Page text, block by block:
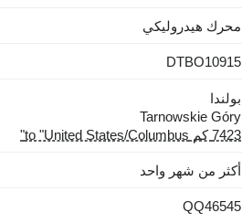
محرك هيدروليكي
DTBO10915
بولندا
Tarnowskie Góry
7423 كم to "United States/Columbus"
أكثر من شهر واحد
QQ46545